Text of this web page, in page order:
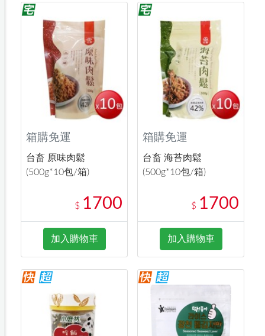
箱購免運
台畜 原味肉鬆
(500g*10包/箱)
$ 1700
加入購物車
箱購免運
台畜 海苔肉鬆
(500g*10包/箱)
$ 1700
加入購物車